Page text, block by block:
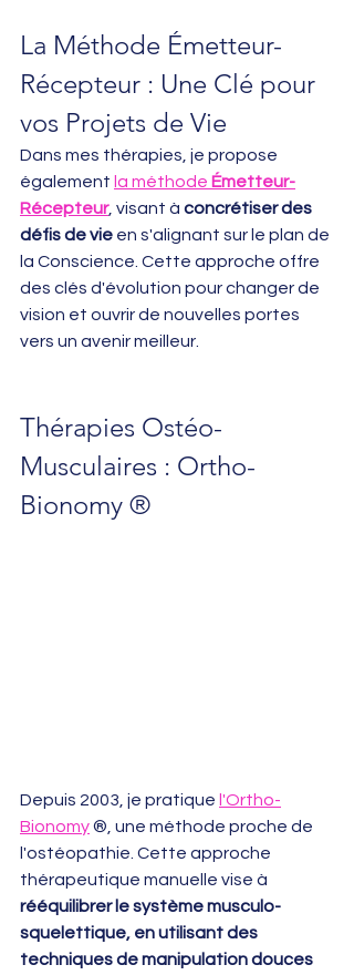
La Méthode Émetteur-
Récepteur : Une Clé pour
vos Projets de Vie
Dans mes thérapies, je propose
également la méthode Émetteur-
Récepteur, visant à concrétiser des
défis de vie en s'alignant sur le plan de
la Conscience. Cette approche offre
des clés d'évolution pour changer de
vision et ouvrir de nouvelles portes
vers un avenir meilleur.
Thérapies Ostéo-
Musculaires : Ortho-
Bionomy ®
Depuis 2003, je pratique l'Ortho-
Bionomy ®, une méthode proche de
l'ostéopathie. Cette approche
thérapeutique manuelle vise à
rééquilibrer le système musculo-
squelettique, en utilisant des
techniques de manipulation douces